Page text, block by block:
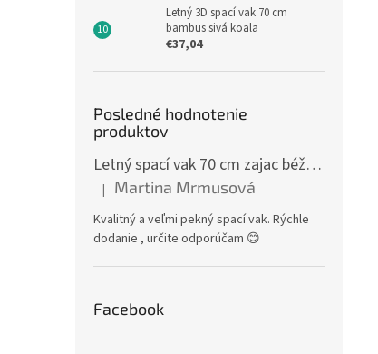
Letný 3D spací vak 70 cm
bambus sivá koala
€37,04
Posledné hodnotenie
produktov
Letný spací vak 70 cm zajac béžový zips na boku
Hodnotenie produktu je 5 z 5 hviezdičiek.
| Martina Mrmusová
Kvalitný a veľmi pekný spací vak. Rýchle
dodanie , určite odporúčam 😊
Facebook